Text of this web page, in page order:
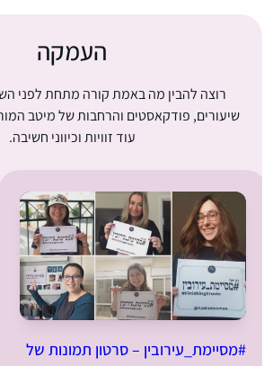
העמקה
רוצה להבין מה באמת קורה מתחת לפני
שיעורים, פודקאסטים והרחבות של מיטב
עוד זוויות וכיווני חשיבה.
#מסיימת_עירובין – סרטון תמונות של